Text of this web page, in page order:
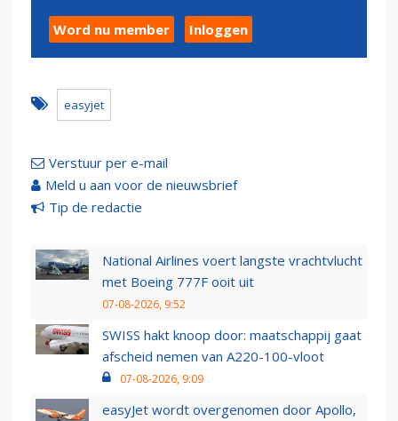
Word nu member Inloggen
easyjet
Verstuur per e-mail
Meld u aan voor de nieuwsbrief
Tip de redactie
National Airlines voert langste vrachtvlucht
met Boeing 777F ooit uit
07-08-2026, 9:52
SWISS hakt knoop door: maatschappij gaat
afscheid nemen van A220-100-vloot
07-08-2026, 9:09
easyJet wordt overgenomen door Apollo,